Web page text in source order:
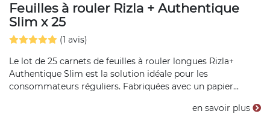
Feuilles à rouler Rizla + Authentique
Slim x 25
(1 avis)
Le lot de 25 carnets de feuilles à rouler longues Rizla+
Authentique Slim est la solution idéale pour les
consommateurs réguliers. Fabriquées avec un papier...
en savoir plus